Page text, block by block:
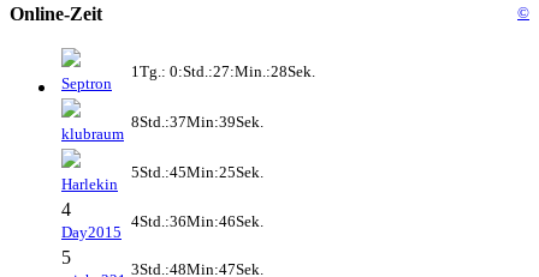
Online-Zeit ©
Septron
1Tg.: 0:Std.:27:Min.:28Sek.
klubraum
8Std.:37Min:39Sek.
Harlekin
5Std.:45Min:25Sek.
4
Day2015
4Std.:36Min:46Sek.
5
3Std.:48Min:47Sek.